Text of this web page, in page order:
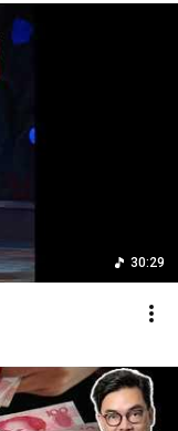
30:29